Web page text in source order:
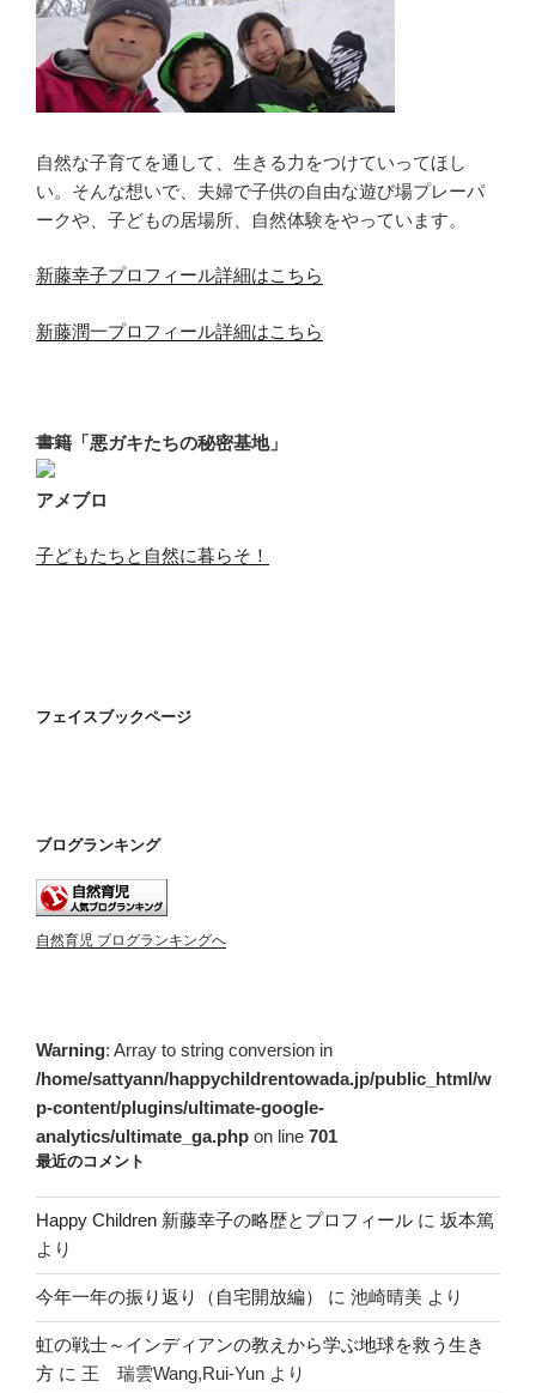
自然な子育てを通して、生きる力をつけていってほし
い。そんな想いで、夫婦で子供の自由な遊び場プレーパ
ークや、子どもの居場所、自然体験をやっています。
新藤幸子プロフィール詳細はこちら
新藤潤一プロフィール詳細はこちら
書籍「悪ガキたちの秘密基地」
アメブロ
子どもたちと自然に暮らそ！
フェイスブックページ
ブログランキング
自然育児 ブログランキングへ
Warning: Array to string conversion in
/home/sattyann/happychildrentowada.jp/public_html/w
p-content/plugins/ultimate-google-
analytics/ultimate_ga.php on line 701
最近のコメント
Happy Children 新藤幸子の略歴とプロフィール に 坂本篤
より
今年一年の振り返り（自宅開放編） に 池崎晴美 より
虹の戦士～インディアンの教えから学ぶ地球を救う生き
方 に 王 瑞雲Wang,Rui-Yun より